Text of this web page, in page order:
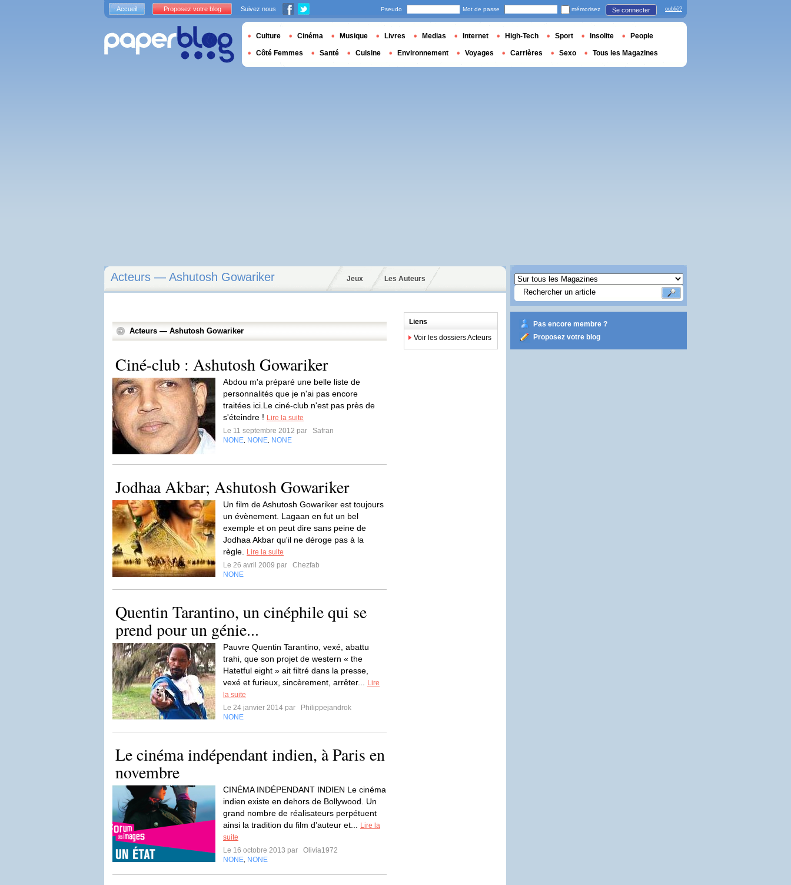
Acteurs — Ashutosh Gowariker Jeux Les Auteurs
Acteurs — Ashutosh Gowariker
Ciné-club : Ashutosh Gowariker
Abdou m'a préparé une belle liste de
personnalités que je n'ai pas encore
traitées ici.Le ciné-club n'est pas près de
s'éteindre ! Lire la suite
Le 11 septembre 2012 par
Safran
NONE NONE NONE
Jodhaa Akbar; Ashutosh Gowariker
Un film de Ashutosh Gowariker est toujours
un évènement. Lagaan en fut un bel
exemple et on peut dire sans peine de
Jodhaa Akbar qu'il ne déroge pas à la
règle.
Lire la suite
Le 26 avril 2009 par
Chezfab
NONE
Quentin Tarantino, un cinéphile qui se
prend pour un génie...
Pauvre Quentin Tarantino, vexé, abattu
trahi, que son projet de western « the
Hatetful eight » ait filtré dans la presse,
vexé et furieux, sincèrement, arrêter...
Lire
la suite
Le 24 janvier 2014 par
Philippejandrok
NONE
Le cinéma indépendant indien, à Paris en
novembre
CINÉMA INDÉPENDANT INDIEN Le cinéma
indien existe en dehors de Bollywood. Un
grand nombre de réalisateurs perpétuent
ainsi la tradition du film d’auteur et...
Lire la
suite
Le 16 octobre 2013 par
Olivia1972
NONE NONE
Liens
Voir les dossiers Acteurs
Pas encore membre ?
Proposez votre blog
Accueil Proposez votre blog Suivez nous Pseudo Mot de passe mémorisez Se connecter oublié?
Culture Cinéma Musique Livres Medias Internet High-Tech Sport Insolite People
Côté Femmes Santé Cuisine Environnement Voyages Carrières Sexo Tous les Magazines